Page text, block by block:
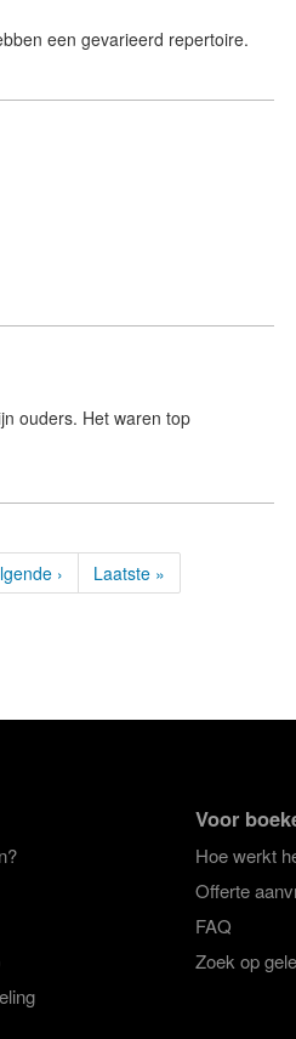
een gevarieerd repertoire.
ouders. Het waren top
› Laatste »
Voor
Hoe werkt
Offerte
FAQ
Zoek op